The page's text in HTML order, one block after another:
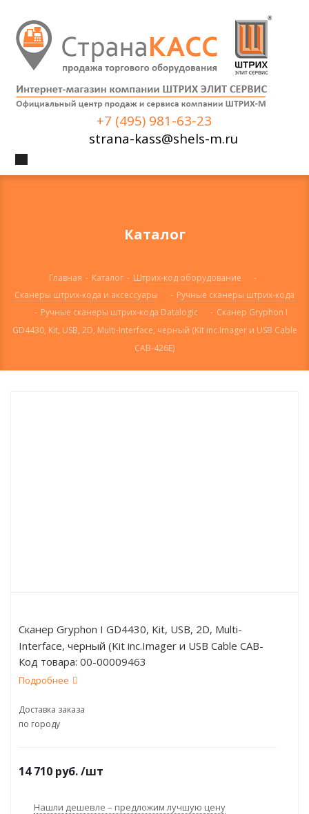
+7 (495) 981-63-23
strana-kass@shels-m.ru
Каталог
Главная - Каталог - Штрих-код оборудование
-
Сканеры штрих-кода и аксессуары
- Ручные сканеры штрих-кода
- Ручные сканеры штрих-кода Datalogic - Сканер Gryphon I
GD4430, Kit, USB, 2D, Multi-Interface, черный (Kit inc.Imager и USB Cable
CAB-426E)
Сканер Gryphon I GD4430, Kit, USB, 2D, Multi-
Interface, черный (Kit inc.Imager и USB Cable CAB-
426E)
Код товара: 00-00009463
Подробнее
Доставка заказа
по городу
14 710 руб./шт
Нашли дешевле – предложим лучшую цену